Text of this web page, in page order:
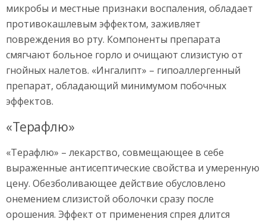
микробы и местные признаки воспаления, обладает
противокашлевым эффектом, заживляет
повреждения во рту. Компоненты препарата
смягчают больное горло и очищают слизистую от
гнойных налетов. «Ингалипт» – гипоаллергенный
препарат, обладающий минимумом побочных
эффектов.
«Терафлю»
«Терафлю» – лекарство, совмещающее в себе
выраженные антисептические свойства и умеренную
цену. Обезболивающее действие обусловлено
онемением слизистой оболочки сразу после
орошения. Эффект от применения спрея длится